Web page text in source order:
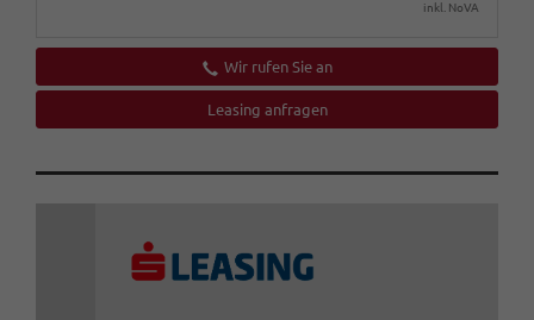
inkl. NoVA
Wir rufen Sie an
Leasing anfragen